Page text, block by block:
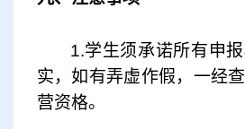
1.学生须承诺所有申
实，如有弄虚作假，一经
营资格。